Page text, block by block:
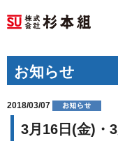
お知らせ
2018/03/07
3月16日(金)・